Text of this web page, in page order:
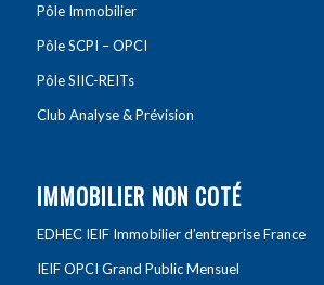
Pôle Immobilier
Pôle SCPI – OPCI
Pôle SIIC-REITs
Club Analyse & Prévision
IMMOBILIER NON COTÉ
EDHEC IEIF Immobilier d’entreprise France
IEIF OPCI Grand Public Mensuel